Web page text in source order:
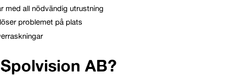
med all nödvändig utrustning
problemet på plats
AB?